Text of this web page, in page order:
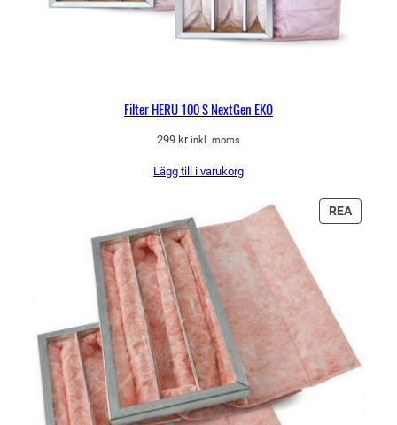
Filter HERU 100 S NextGen EKO
299 kr inkl. moms
Lägg till i varukorg
REA
PÅ